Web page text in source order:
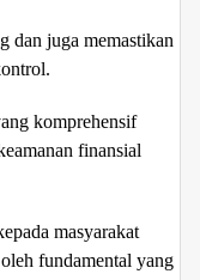
dan juga memastikan
komprehensif
finansial
masyarakat
fundamental yang